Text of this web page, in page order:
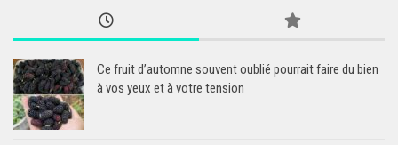
Ce fruit d’automne souvent oublié pourrait faire du bien
à vos yeux et à votre tension